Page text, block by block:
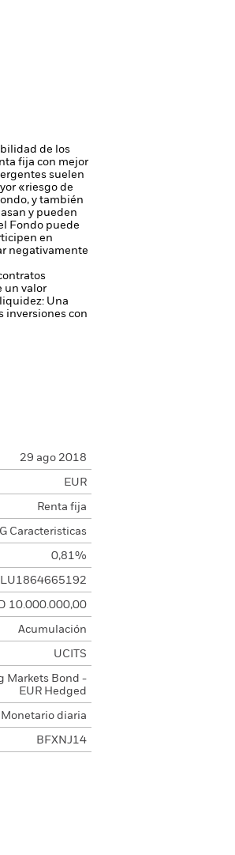
de los
fija con mejor
suelen
«riesgo de
y también
y pueden
Fondo puede
en
negativamente
un valor
Una
inversiones con
29 ago 2018
EUR
Renta fija
Caracteristicas
0,81%
LU1864665192
10.000.000,00
Acumulación
UCITS
Markets Bond -
EUR Hedged
Monetario diaria
BFXNJ14